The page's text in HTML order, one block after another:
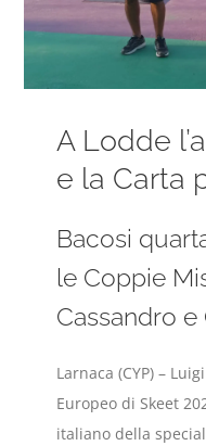
A Lodde
e la Carta
Bacosi
le Coppie
Cassandro
Larnaca (CYP) –
Europeo di Skeet
italiano della